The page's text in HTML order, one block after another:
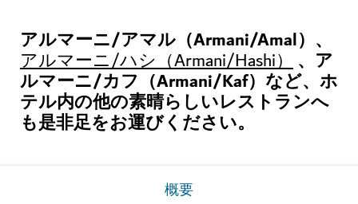
アルマーニ/アマル（Armani/Amal）、
アルマーニ/ハシ（Armani/Hashi） 、ア
ルマーニ/カフ（Armani/Kaf）など、ホ
テル内の他の素晴らしいレストランへ
も是非足をお運びください。
概要